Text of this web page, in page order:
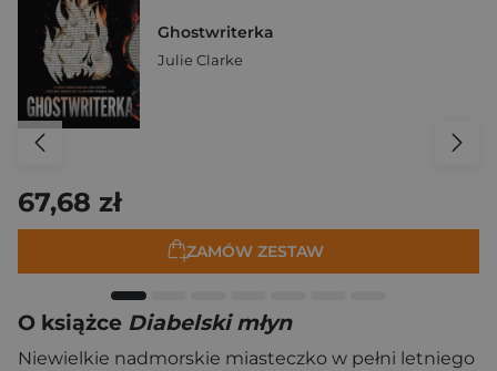
Ghostwriterka
Julie Clarke
67,68 zł
ZAMÓW ZESTAW
O książce Diabelski młyn
Niewielkie nadmorskie miasteczko w pełni letniego